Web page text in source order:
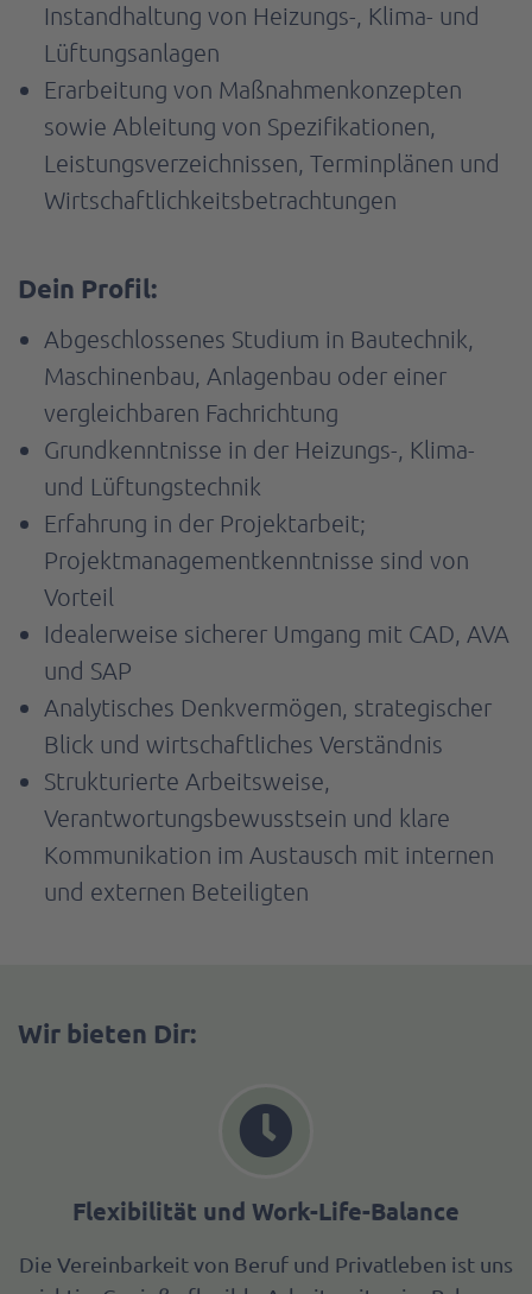
Instandhaltung von Heizungs-, Klima- und
Lüftungsanlagen
Erarbeitung von Maßnahmenkonzepten
sowie Ableitung von Spezifikationen,
Leistungsverzeichnissen, Terminplänen und
Wirtschaftlichkeitsbetrachtungen
Dein Profil:
Abgeschlossenes Studium in Bautechnik,
Maschinenbau, Anlagenbau oder einer
vergleichbaren Fachrichtung
Grundkenntnisse in der Heizungs-, Klima-
und Lüftungstechnik
Erfahrung in der Projektarbeit;
Projektmanagementkenntnisse sind von
Vorteil
Idealerweise sicherer Umgang mit CAD, AVA
und SAP
Analytisches Denkvermögen, strategischer
Blick und wirtschaftliches Verständnis
Strukturierte Arbeitsweise,
Verantwortungsbewusstsein und klare
Kommunikation im Austausch mit internen
und externen Beteiligten
Wir bieten Dir:
Flexibilität und Work-Life-Balance
Die Vereinbarkeit von Beruf und Privatleben ist uns